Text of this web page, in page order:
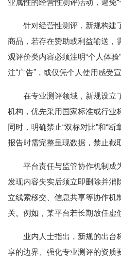
业属性的经营性测评活动，避免“
针对经营性测评，新规构建
商品，若存在赞助或利益输送，
观评价类内容必须注明“个人体
注“广告”，或仅凭个人使用感受
在专业测评领域，新规设立
机构，优先采用国家标准或行业
同时，明确禁止“双标对比”和“
报告时需完整呈现数据，禁止截
平台责任与监管协作机制成
发现内容失实后须立即删除并消
立线索移交、信息共享等协作机
关。例如，某平台若长期放任虚
业内人士指出，新规的出台
享的边界、强化专业测评的资质